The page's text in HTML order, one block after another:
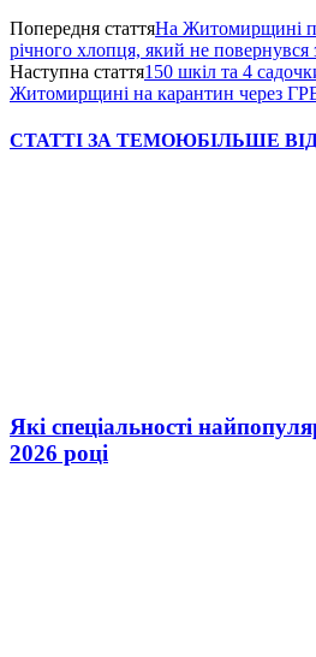
Попередня статтяНа Житомирщині
річного хлопця, який не повернувся
Наступна стаття150 шкіл та 4
Житомирщині на карантин через
СТАТТІ ЗА ТЕМОЮБІЛЬШЕ
Які спеціальності
2026 році